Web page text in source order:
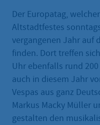
Der Europatag,
Altstadtfestes
vergangenen Jahr auf
finden. Dort treffen
Uhr ebenfalls rund
auch in diesem Jahr
Vespas aus ganz
Markus Macky Müller
gestalten den